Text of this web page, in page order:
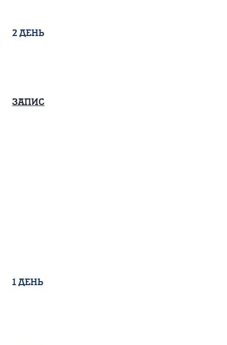
2 день
Запис
1 день